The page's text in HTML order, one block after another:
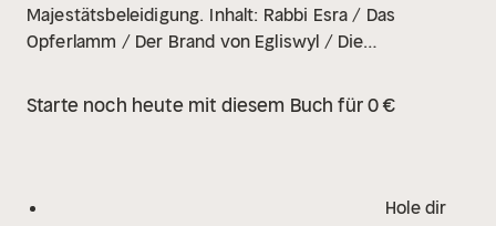
Majestätsbeleidigung. Inhalt: Rabbi Esra / Das
Opferlamm / Der Brand von Egliswyl / Die
Starte noch heute mit diesem Buch für 0 €
Hole dir